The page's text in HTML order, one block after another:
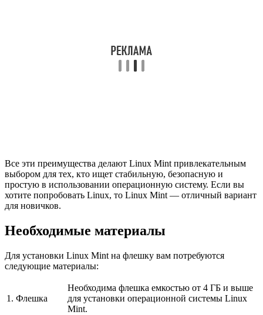
Все эти преимущества делают Linux Mint привлекательным
выбором для тех, кто ищет стабильную, безопасную и
простую в использовании операционную систему. Если вы
хотите попробовать Linux, то Linux Mint — отличный вариант
для новичков.
Необходимые материалы
Для установки Linux Mint на флешку вам потребуются
следующие материалы:
1. Флешка
Необходима флешка емкостью от 4 ГБ и выше
для установки операционной системы Linux
Mint.